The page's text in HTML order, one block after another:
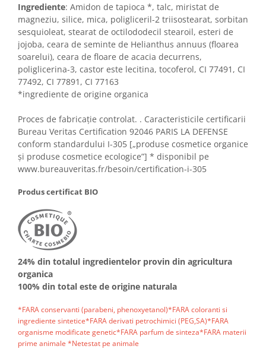
Ingrediente: Amidon de tapioca *, talc, miristat de
magneziu, silice, mica, poligliceril-2 triisostearat, sorbitan
sesquioleat, stearat de octilododecil stearoil, esteri de
jojoba, ceara de seminte de Helianthus annuus (floarea
soarelui), ceara de floare de acacia decurrens,
poliglicerina-3, castor este lecitina, tocoferol, CI 77491, CI
77492, CI 77891, CI 77163
*ingrediente de origine organica
Proces de fabricație controlat. . Caracteristicile certificarii
Bureau Veritas Certification 92046 PARIS LA DEFENSE
conform standardului I-305 [„produse cosmetice organice
și produse cosmetice ecologice”] * disponibil pe
www.bureauveritas.fr/besoin/certification-i-305
Produs certificat BIO
24% din totalul ingredientelor provin din agricultura
organica
100% din total este de origine naturala
*FARA conservanti (parabeni, phenoxyetanol)*FARA coloranti si
ingrediente sintetice*FARA derivati petrochimici (PEG,SA)*FARA
organisme modificate genetic*FARA parfum de sinteza*FARA materii
prime animale *Netestat pe animale